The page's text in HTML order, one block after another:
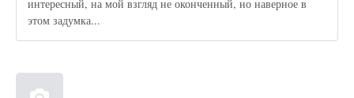
интересный, на мой взгляд не оконченный, но наверное в
этом задумка...